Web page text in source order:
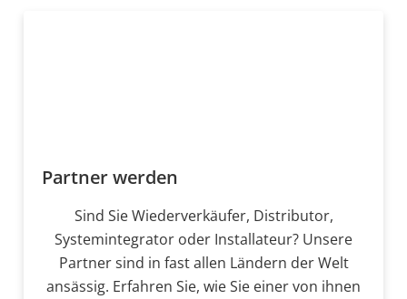
Partner werden
Sind Sie Wiederverkäufer, Distributor,
Systemintegrator oder Installateur? Unsere
Partner sind in fast allen Ländern der Welt
ansässig. Erfahren Sie, wie Sie einer von ihnen